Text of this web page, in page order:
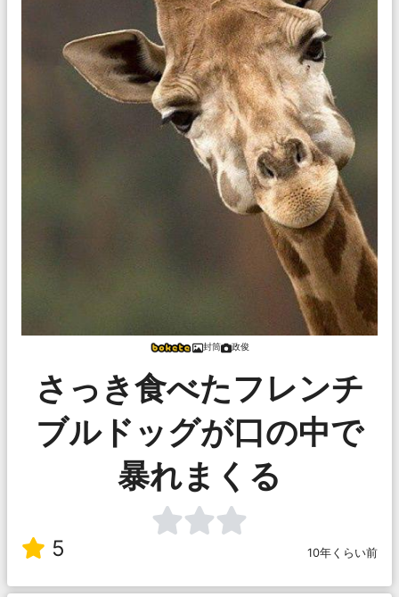
封筒 政俊
さっき食べたフレンチ
ブルドッグが口の中で
暴れまくる
5 10年くらい前